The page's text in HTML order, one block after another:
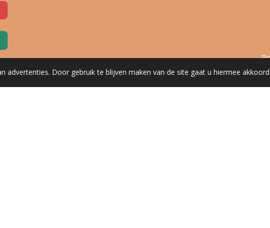
Door gebruik te blijven maken van de site gaat u hiermee akkoord.